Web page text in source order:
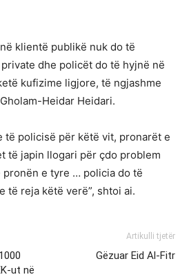
klientë publikë nuk do të
dhe policët do të hyjnë në
kufizime ligjore, të ngjashme
Heidar Heidari.
të policisë për këtë vit, pronarët e
të japin llogari për çdo problem
e tyre … policia do të
të reja këtë verë”, shtoi ai.
ut në
Artikulli tjetër
Gëzuar Eid Al-Fitr